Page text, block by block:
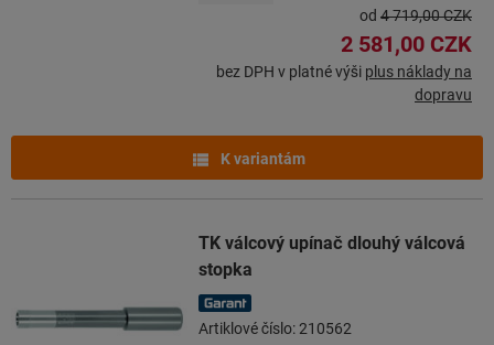
od 4 719,00 CZK
2 581,00 CZK
bez DPH v platné výši plus náklady na
dopravu
K variantám
TK válcový upínač dlouhý válcová
stopka
Artiklové číslo: 210562